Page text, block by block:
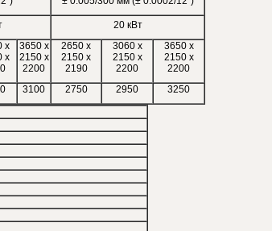
20 кВт
x
x
3650 x
2150 x
2200
2650 x
2150 x
2190
3060 x
2150 x
2200
3650 x
2150 x
2200
3100 2750 2950
3250